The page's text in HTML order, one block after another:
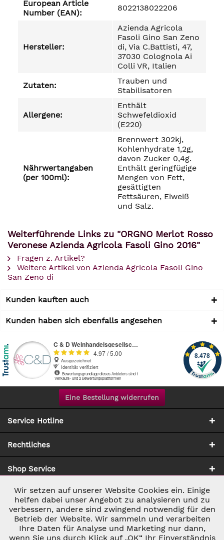
European Article
Number (EAN):
8022138022206
Hersteller:
Azienda Agricola
Fasoli Gino San Zeno
di, Via C.Battisti, 47,
37030 Colognola Ai
Colli VR, Italien
Zutaten:
Trauben und
Stabilisatoren
Allergene:
Enthält
Schwefeldioxid
(E220)
Nährwertangaben
(per 100ml):
Brennwert 302kj,
Kohlenhydrate 1,2g,
davon Zucker 0,4g.
Enthält geringfügige
Mengen von Fett,
gesättigten
Fettsäuren, Eiweiß
und Salz.
Weiterführende Links zu "ORGNO Merlot Rosso
Veronese Azienda Agricola Fasoli Gino 2016"
Fragen z. Artikel?
Weitere Artikel von Azienda Agricola Fasoli Gino
San Zeno di
Kunden kauften auch
Kunden haben sich ebenfalls angesehen
Eine Bestellung widerrufen
Service Hotline
Rechtliches
Shop Service
Zahlung & Versand
Notwendig Aktiv
Marketing Inaktiv
Wir setzen auf unserer Website Cookies ein. Einige
helfen dabei unser Angebot zu analysieren und zu
verbessern, andere sind zwingend notwendig für den
Betrieb der Website. Wir sammeln und verarbeiten
Ihre Daten für Analyse und Marketing nur dann,
wenn Sie uns durch Klick auf „OK“ Ihr Einverständnis